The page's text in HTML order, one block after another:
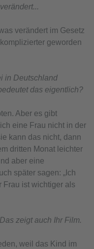
verändert im Gesetz
geworden
in Deutschland
das eigentlich?
Aber es gibt
eine Frau nicht in der
kann das nicht, dann
dritten Monat leichter
aber eine
später sagen: „Ich
Frau ist wichtiger als
zeigt auch Ihr Film.
weil das Kind im